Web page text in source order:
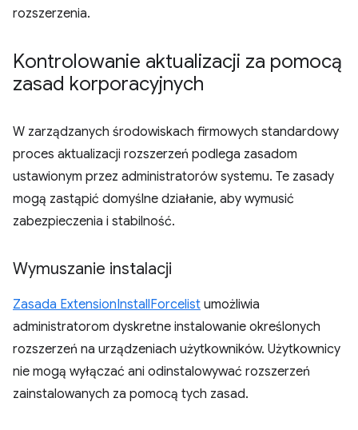
rozszerzenia.
Kontrolowanie aktualizacji za pomocą
zasad korporacyjnych
W zarządzanych środowiskach firmowych standardowy
proces aktualizacji rozszerzeń podlega zasadom
ustawionym przez administratorów systemu. Te zasady
mogą zastąpić domyślne działanie, aby wymusić
zabezpieczenia i stabilność.
Wymuszanie instalacji
Zasada ExtensionInstallForcelist umożliwia
administratorom dyskretne instalowanie określonych
rozszerzeń na urządzeniach użytkowników. Użytkownicy
nie mogą wyłączać ani odinstalowywać rozszerzeń
zainstalowanych za pomocą tych zasad.